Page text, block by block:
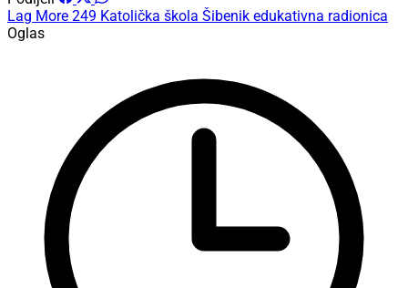
Lag More 249 Katolička škola Šibenik edukativna radionica
Oglas